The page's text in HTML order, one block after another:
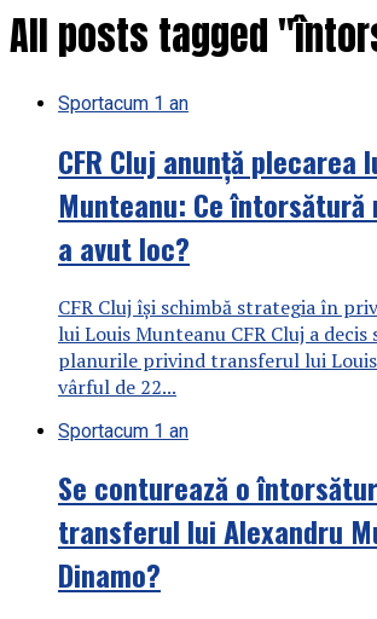
All posts tagged
Sportacum 1 an
CFR Cluj anunță plecarea
Munteanu: Ce
a avut loc?
CFR Cluj își schimbă strategia în
lui Louis Munteanu CFR Cluj a decis
planurile privind transferul lui
vârful de 22...
Sportacum 1 an
Se conturează o
transferul lui Alexandru
Dinamo?